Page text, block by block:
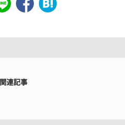
関連記事